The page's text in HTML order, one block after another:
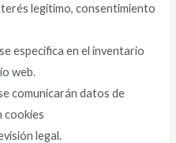
legítimo, consentimiento
especifica en el inventario
web.
comunicarán datos de
cookies
legal.